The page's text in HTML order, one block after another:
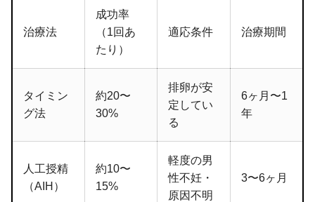
治療法
成功率
（1回あ
たり）
適応条件 治療期間
タイミン
グ法
約20〜
30%
排卵が安
定してい
る
6ヶ月〜1
年
人工授精
（AIH）
約10〜
15%
軽度の男
性不妊・
原因不明
3〜6ヶ月